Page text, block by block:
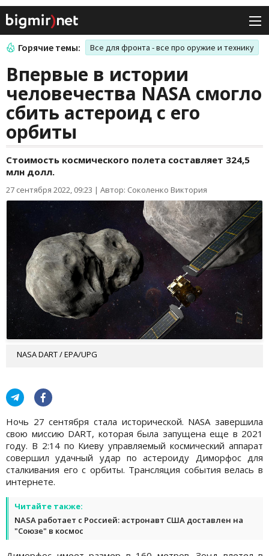
Горячие темы: Все для фронта - все про оружие и технику
Впервые в истории
человечества NASA смогло
сбить астероид с его
орбиты
Стоимость космического полета составляет 324,5
млн долл.
27 сентября 2022, 09:23 | Автор: Соколенко Виктория
NASA DART / EPA/UPG
Ночь 27 сентября стала исторической. NASA завершила
свою миссию DART, которая была запущена еще в 2021
году. В 2:14 по Киеву управляемый космический аппарат
совершил удачный удар по астероиду Диморфос для
сталкивания его с орбиты. Трансляция события велась в
интернете.
Читайте также:
NASA работает с Россией: астронавт США доставлен на
"Союзе" в космос